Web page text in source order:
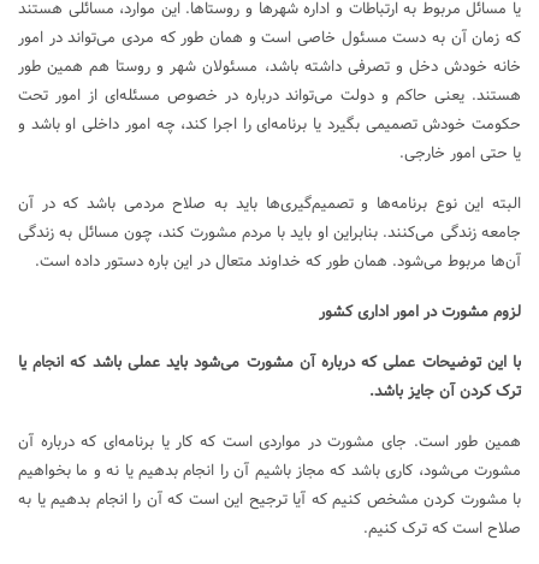
یا مسائل مربوط به ارتباطات و اداره شهرها و روستاها. این موارد، مسائلی هستند
که زمان آن به دست مسئول خاصی است و همان طور که مردی می‌تواند در امور
خانه خودش دخل و تصرفی داشته باشد، مسئولان شهر و روستا هم همین طور
هستند. یعنی حاکم و دولت می‌تواند درباره در خصوص مسئله‌ای از امور تحت
حکومت خودش تصمیمی بگیرد یا برنامه‌ای را اجرا کند، چه امور داخلی او باشد و
یا حتی امور خارجی.
البته این نوع برنامه‌ها و تصمیم‌گیری‌ها باید به صلاح مردمی باشد که در آن
جامعه زندگی می‌کنند. بنابراین او باید با مردم مشورت کند، چون مسائل به زندگی
آن‌ها مربوط می‌شود. همان طور که خداوند متعال در این باره دستور داده است.
لزوم مشورت در امور اداری کشور
با این توضیحات عملی که درباره آن مشورت می‌شود باید عملی باشد که انجام یا
ترک کردن آن جایز باشد.
همین طور است. جای مشورت در مواردی است که کار یا برنامه‌ای که درباره آن
مشورت می‌شود، کاری باشد که مجاز باشیم آن را انجام بدهیم یا نه و ما بخواهیم
با مشورت کردن مشخص کنیم که آیا ترجیح این است که آن را انجام بدهیم یا به
صلاح است که ترک کنیم.